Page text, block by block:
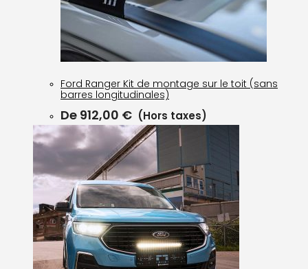
Ford Ranger Kit de montage sur le toit (sans
barres longitudinales)
De 912,00 € (Hors taxes)